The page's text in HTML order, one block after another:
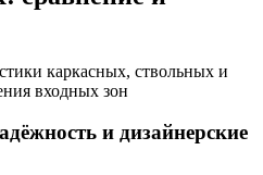
и дизайнерские